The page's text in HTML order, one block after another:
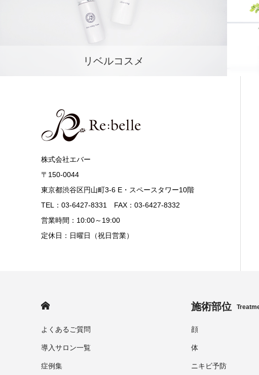
リベルコスメ
株式会社エバー
〒150-0044
東京都渋谷区円山町3-6 E・スペースタワー10階
TEL：03-6427-8331 FAX：03-6427-8332
営業時間：10:00～19:00
定休日：日曜日（祝日営業）
よくあるご質問
導入サロン一覧
症例集
施術部位
顔
体
ニキビ予防